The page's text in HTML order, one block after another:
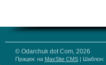
© Odarchuk dot Com, 2026
Працює на MaxSite CMS | Шаблон: